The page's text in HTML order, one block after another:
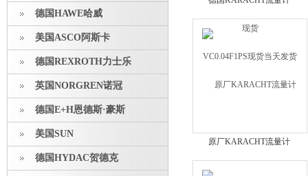
德国HAWE哈威
美国ASCO阿斯卡
德国REXROTH力士乐
英国NORGREN诺冠
德国E+H恩德斯·豪斯
美国SUN
德国HYDAC贺德克
VC0.04F1PS现货当天发货
原厂KARACHT流量计
VCA2FB R1销售